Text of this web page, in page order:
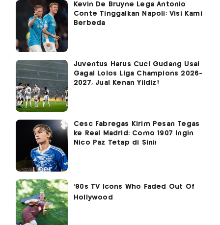
Kevin De Bruyne Lega Antonio
Conte Tinggalkan Napoli: Visi Kami
Berbeda
Juventus Harus Cuci Gudang Usai
Gagal Lolos Liga Champions 2026-
2027, Jual Kenan Yildiz?
Cesc Fabregas Kirim Pesan Tegas
ke Real Madrid: Como 1907 Ingin
Nico Paz Tetap di Sini!